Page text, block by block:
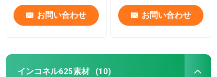
お問い合わせ お問い合わせ
インコネル625素材 (10)